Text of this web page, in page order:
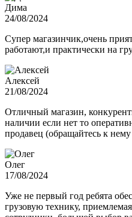
Дима
24/08/2024
Супер магазинчик,очень
работают,и практически на
Алексей
21/08/2024
Отличный магазин,
наличии если нет то
продавец (обращайтесь к
Олег
17/08/2024
Уже не первый год ребята
грузовую технику,